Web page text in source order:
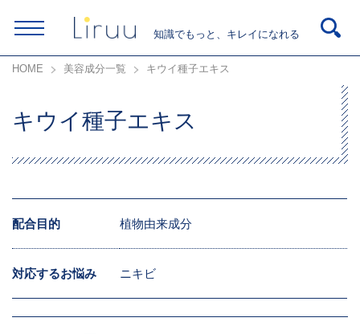
知識でもっと、キレイになれる
HOME 美容成分一覧 キウイ種子エキス
キウイ種子エキス
配合目的 植物由来成分
対応するお悩み ニキビ